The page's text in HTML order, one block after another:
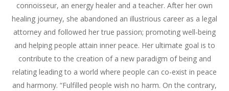
connoisseur, an energy healer and a teacher. After her own
healing journey, she abandoned an illustrious career as a legal
attorney and followed her true passion; promoting well-being
and helping people attain inner peace. Her ultimate goal is to
contribute to the creation of a new paradigm of being and
relating leading to a world where people can co-exist in peace
and harmony. “Fulfilled people wish no harm. On the contrary,